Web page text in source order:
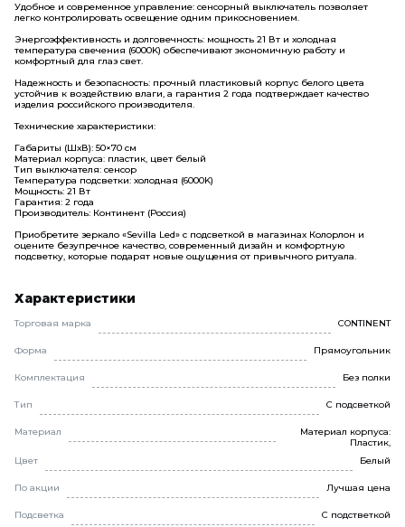
Удобное и современное управление: сенсорный выключатель позволяет
легко контролировать освещение одним прикосновением.
Энергоэффективность и долговечность: мощность 21 Вт и холодная
температура свечения (6000K) обеспечивают экономичную работу и
комфортный для глаз свет.
Надежность и безопасность: прочный пластиковый корпус белого цвета
устойчив к воздействию влаги, а гарантия 2 года подтверждает качество
изделия российского производителя.
Технические характеристики:
Габариты (ШхВ): 50×70 см
Материал корпуса: пластик, цвет белый
Тип выключателя: сенсор
Температура подсветки: холодная (6000K)
Мощность: 21 Вт
Гарантия: 2 года
Производитель: Континент (Россия)
Приобретите зеркало «Sevilla Led» с подсветкой в магазинах Колорлон и
оцените безупречное качество, современный дизайн и комфортную
подсветку, которые подарят новые ощущения от привычного ритуала.
Характеристики
Торговая марка CONTINENT
Форма Прямоугольник
Комплектация Без полки
Тип С подсветкой
Материал
Материал корпуса:
Пластик,
Цвет
Белый
По акции Лучшая цена
Подсветка С подстветкой